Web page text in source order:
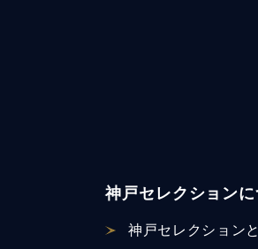
神戸セレクション
神戸セレクション